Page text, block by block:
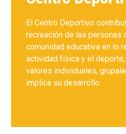
El Centro Deportivo
recreación de las personas
comunidad educativa en lo
actividad física y el
valores individuales,
implica su desarrollo.